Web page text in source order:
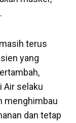
terus
yang
Air selaku
menghimbau
dan tetap